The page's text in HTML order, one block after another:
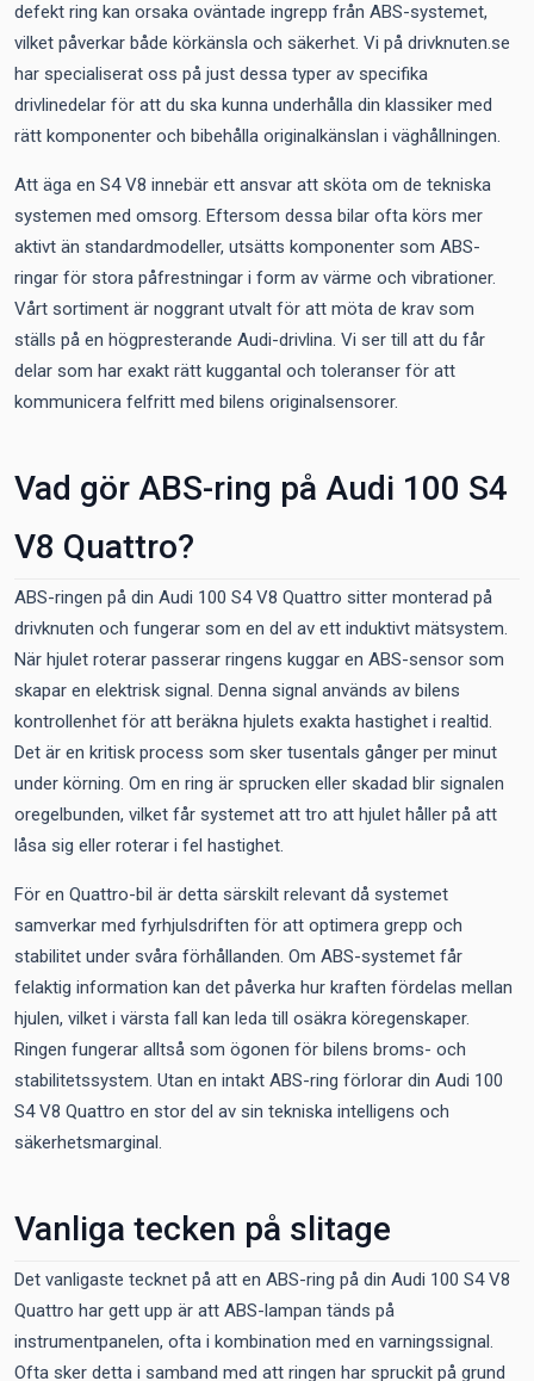
defekt ring kan orsaka oväntade ingrepp från ABS-systemet,
vilket påverkar både körkänsla och säkerhet. Vi på drivknuten.se
har specialiserat oss på just dessa typer av specifika
drivlinedelar för att du ska kunna underhålla din klassiker med
rätt komponenter och bibehålla originalkänslan i väghållningen.
Att äga en S4 V8 innebär ett ansvar att sköta om de tekniska
systemen med omsorg. Eftersom dessa bilar ofta körs mer
aktivt än standardmodeller, utsätts komponenter som ABS-
ringar för stora påfrestningar i form av värme och vibrationer.
Vårt sortiment är noggrant utvalt för att möta de krav som
ställs på en högpresterande Audi-drivlina. Vi ser till att du får
delar som har exakt rätt kuggantal och toleranser för att
kommunicera felfritt med bilens originalsensorer.
Vad gör ABS-ring på Audi 100 S4
V8 Quattro?
ABS-ringen på din Audi 100 S4 V8 Quattro sitter monterad på
drivknuten och fungerar som en del av ett induktivt mätsystem.
När hjulet roterar passerar ringens kuggar en ABS-sensor som
skapar en elektrisk signal. Denna signal används av bilens
kontrollenhet för att beräkna hjulets exakta hastighet i realtid.
Det är en kritisk process som sker tusentals gånger per minut
under körning. Om en ring är sprucken eller skadad blir signalen
oregelbunden, vilket får systemet att tro att hjulet håller på att
låsa sig eller roterar i fel hastighet.
För en Quattro-bil är detta särskilt relevant då systemet
samverkar med fyrhjulsdriften för att optimera grepp och
stabilitet under svåra förhållanden. Om ABS-systemet får
felaktig information kan det påverka hur kraften fördelas mellan
hjulen, vilket i värsta fall kan leda till osäkra köregenskaper.
Ringen fungerar alltså som ögonen för bilens broms- och
stabilitetssystem. Utan en intakt ABS-ring förlorar din Audi 100
S4 V8 Quattro en stor del av sin tekniska intelligens och
säkerhetsmarginal.
Vanliga tecken på slitage
Det vanligaste tecknet på att en ABS-ring på din Audi 100 S4 V8
Quattro har gett upp är att ABS-lampan tänds på
instrumentpanelen, ofta i kombination med en varningssignal.
Ofta sker detta i samband med att ringen har spruckit på grund